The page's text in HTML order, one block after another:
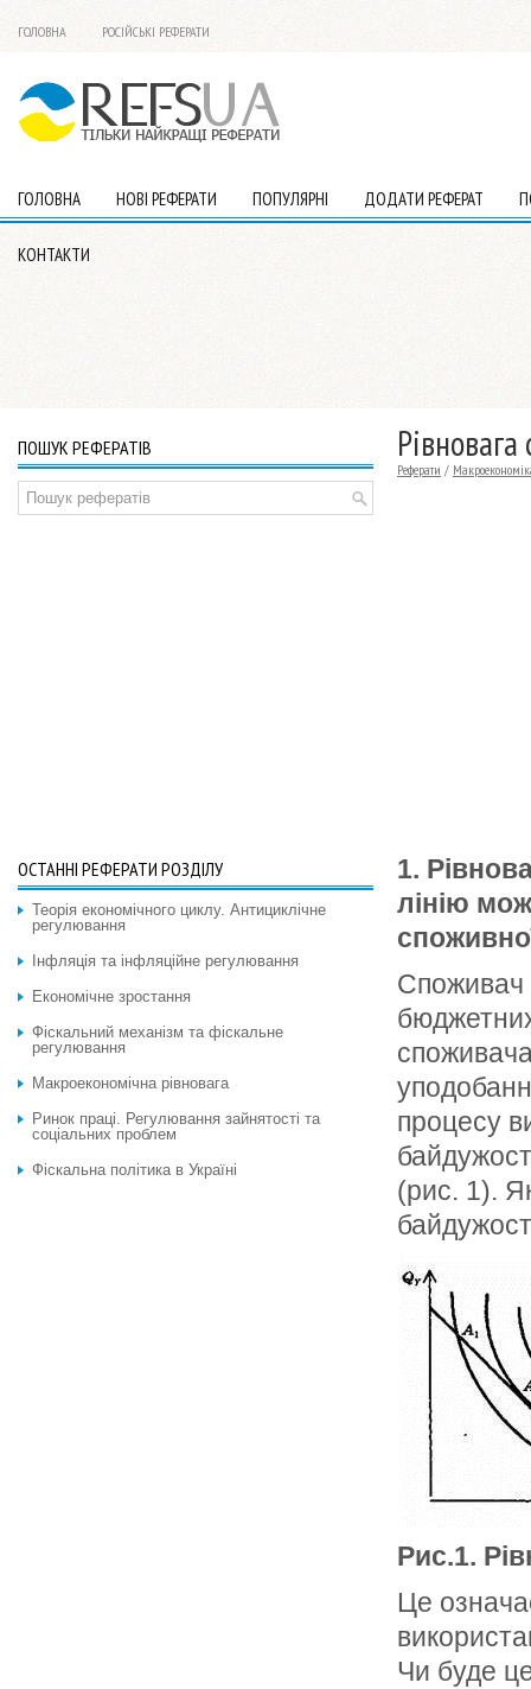
ГОЛОВНА РОСІЙСЬКІ РЕФЕРАТИ
ГОЛОВНА НОВІ РЕФЕРАТИ ПОПУЛЯРНІ ДОДАТИ РЕФЕРАТ
КОНТАКТИ
Реферати /
1.
лінію
Споживач
процесу
(рис. 1).
Рис.1.
Це
Чи буде
ПОШУК РЕФЕРАТІВ
ОСТАННІ РЕФЕРАТИ РОЗДІЛУ
Теорія економічного циклу. Антициклічне
регулювання
Інфляція та інфляційне регулювання
Економічне зростання
Фіскальний механізм та фіскальне
регулювання
Макроекономічна рівновага
Ринок праці. Регулювання зайнятості та
соціальних проблем
Фіскальна політика в Україні